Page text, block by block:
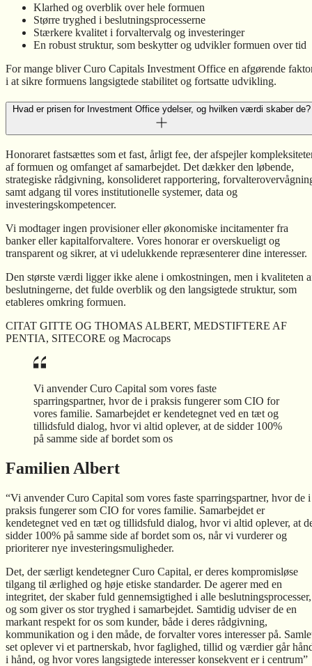
Klarhed og overblik over hele formuen
Større tryghed i beslutningsprocesserne
Stærkere kvalitet i forvaltervalg og investeringer
En robust struktur, som beskytter og udvikler formuen over tid
For mange bliver Curo Capitals Investment Office en afgørende
i at sikre formuens langsigtede stabilitet og fortsatte udvikling.
Hvad er prisen for Investment Office ydelser, og hvilken værdi skaber de?
Honoraret fastsættes som et fast, årligt fee, der afspejler
af formuen og omfanget af samarbejdet. Det dækker den løbende,
strategiske rådgivning, konsolideret rapportering,
samt adgang til vores institutionelle systemer, data og
investeringskompetencer.
Vi modtager ingen provisioner eller økonomiske incitamenter fra
banker eller kapitalforvaltere. Vores honorar er overskueligt og
transparent og sikrer, at vi udelukkende repræsenterer dine interesser.
Den største værdi ligger ikke alene i omkostningen, men i kvaliteten
beslutningerne, det fulde overblik og den langsigtede struktur, som
etableres omkring formuen.
CITAT GITTE OG THOMAS ALBERT, MEDSTIFTERE AF
PENTIA, SITECORE og Macrocaps
Vi anvender Curo Capital som vores faste
sparringspartner, hvor de i praksis fungerer som CIO for
vores familie. Samarbejdet er kendetegnet ved en tæt og
tillidsfuld dialog, hvor vi altid oplever, at de sidder 100%
på samme side af bordet som os
Familien Albert
“Vi anvender Curo Capital som vores faste sparringspartner, hvor de i
praksis fungerer som CIO for vores familie. Samarbejdet er
kendetegnet ved en tæt og tillidsfuld dialog, hvor vi altid oplever, at
sidder 100% på samme side af bordet som os, når vi vurderer og
prioriterer nye investeringsmuligheder.
Det, der særligt kendetegner Curo Capital, er deres kompromisløse
tilgang til ærlighed og høje etiske standarder. De agerer med en
integritet, der skaber fuld gennemsigtighed i alle beslutningsprocesser,
og som giver os stor tryghed i samarbejdet. Samtidig udviser de en
markant respekt for os som kunder, både i deres rådgivning,
kommunikation og i den måde, de forvalter vores interesser på.
set oplever vi et partnerskab, hvor faglighed, tillid og værdier går
i hånd, og hvor vores langsigtede interesser konsekvent er i centrum”